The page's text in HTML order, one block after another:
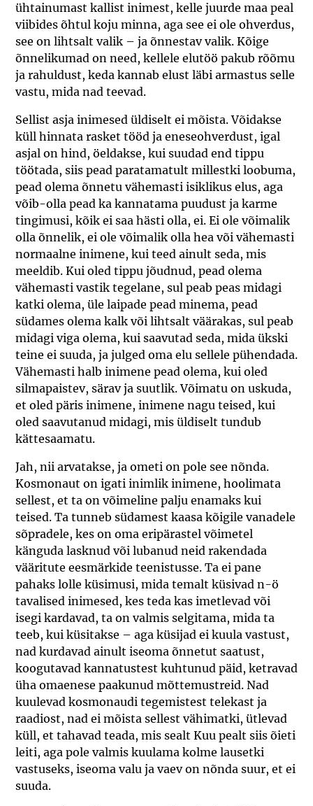
ühtainumast kallist inimest, kelle juurde maa peal
viibides õhtul koju minna, aga see ei ole ohverdus,
see on lihtsalt valik – ja õnnestav valik. Kõige
õnnelikumad on need, kellele elutöö pakub rõõmu
ja rahuldust, keda kannab elust läbi armastus selle
vastu, mida nad teevad.
Sellist asja inimesed üldiselt ei mõista. Võidakse
küll hinnata rasket tööd ja eneseohverdust, igal
asjal on hind, öeldakse, kui suudad end tippu
töötada, siis pead paratamatult millestki loobuma,
pead olema õnnetu vähemasti isiklikus elus, aga
võib-olla pead ka kannatama puudust ja karme
tingimusi, kõik ei saa hästi olla, ei. Ei ole võimalik
olla õnnelik, ei ole võimalik olla hea või vähemasti
normaalne inimene, kui teed ainult seda, mis
meeldib. Kui oled tippu jõudnud, pead olema
vähemasti vastik tegelane, sul peab peas midagi
katki olema, üle laipade pead minema, pead
südames olema kalk või lihtsalt väärakas, sul peab
midagi viga olema, kui saavutad seda, mida ükski
teine ei suuda, ja julged oma elu sellele pühendada.
Vähemasti halb inimene pead olema, kui oled
silmapaistev, särav ja suutlik. Võimatu on uskuda,
et oled päris inimene, inimene nagu teised, kui
oled saavutanud midagi, mis üldiselt tundub
kättesaamatu.
Jah, nii arvatakse, ja ometi on pole see nõnda.
Kosmonaut on igati inimlik inimene, hoolimata
sellest, et ta on võimeline palju enamaks kui
teised. Ta tunneb südamest kaasa kõigile vanadele
sõpradele, kes on oma eripärastel võimetel
känguda lasknud või lubanud neid rakendada
vääritute eesmärkide teenistusse. Ta ei pane
pahaks lolle küsimusi, mida temalt küsivad n-ö
tavalised inimesed, kes teda kas imetlevad või
isegi kardavad, ta on valmis selgitama, mida ta
teeb, kui küsitakse – aga küsijad ei kuula vastust,
nad kurdavad ainult iseoma õnnetut saatust,
koogutavad kannatustest kuhtunud päid, ketravad
üha omaenese paakunud mõttemustreid. Nad
kuulevad kosmonaudi tegemistest telekast ja
raadiost, nad ei mõista sellest vähimatki, ütlevad
küll, et tahavad teada, mis sealt Kuu pealt siis õieti
leiti, aga pole valmis kuulama kolme lausetki
vastuseks, iseoma valu ja vaev on nõnda suur, et ei
suuda.